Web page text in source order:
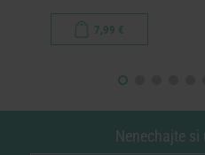
7,99 €
Nenechajte